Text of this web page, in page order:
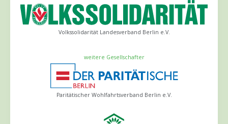
Volkssolidarität Landesverband Berlin e.V.
weitere Gesellschafter
Paritätischer Wohlfahrtsverband Berlin e.V.